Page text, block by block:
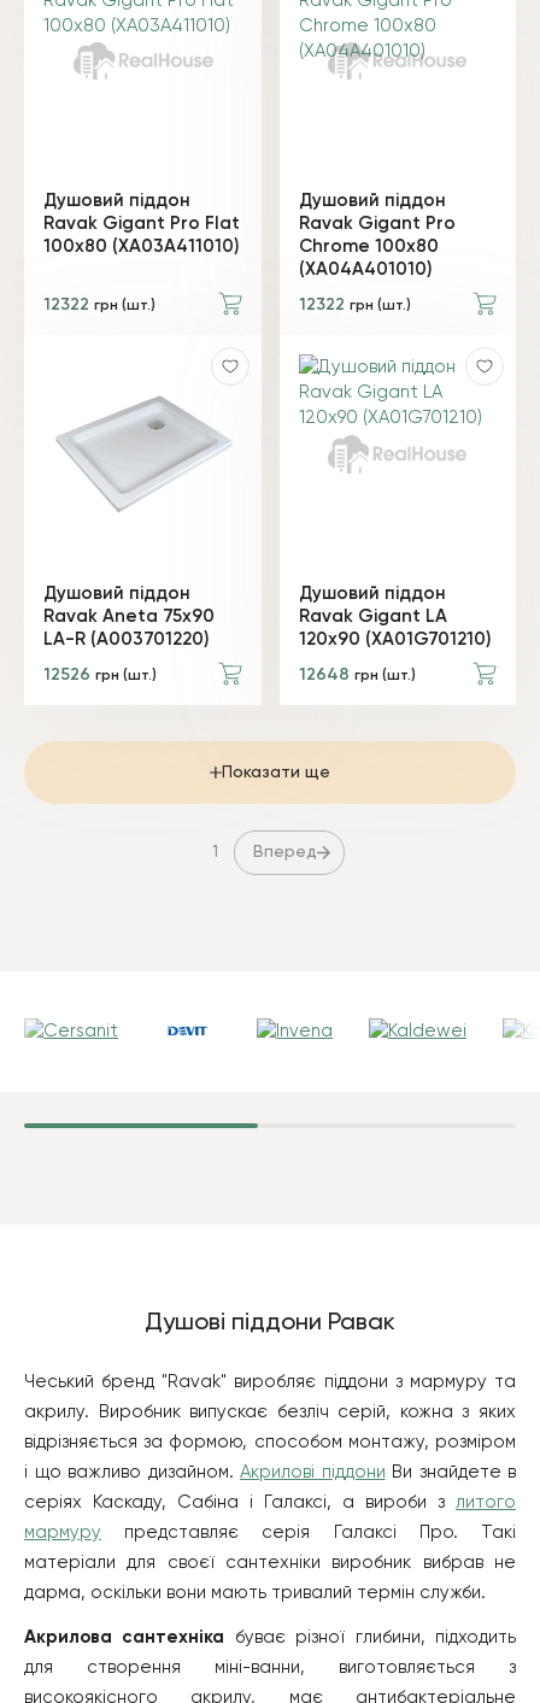
Душовий піддон
Ravak Gigant Pro Flat
100х80 (XA03A411010)
12322 грн (шт.)
Душовий піддон
Ravak Gigant Pro
Chrome 100х80
(XA04A401010)
12322 грн (шт.)
Душовий піддон
Ravak Aneta 75x90
LA-R (A003701220)
12526 грн (шт.)
Душовий піддон
Ravak Gigant LA
120х90 (XA01G701210)
12648 грн (шт.)
Показати ще
1 Вперед
Душові піддони Равак
Чеський бренд "Ravak" виробляє піддони з мармуру та
акрилу. Виробник випускає безліч серій, кожна з яких
відрізняється за формою, способом монтажу, розміром
і що важливо дизайном. Акрилові піддони Ви знайдете в
серіях Каскаду, Сабіна і Галаксі, а вироби з литого
мармуру представляє серія Галаксі Про. Такі
матеріали для своєї сантехніки виробник вибрав не
дарма, оскільки вони мають тривалий термін служби.
Акрилова сантехніка буває різної глибини, підходить
для створення міні-ванни, виготовляється з
високоякісного акрилу, має антибактеріальне